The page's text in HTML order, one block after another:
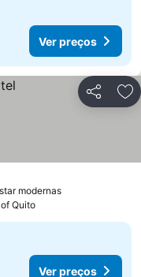
Ver preços
Partilhar
modernasVer preços
Quito
Ver preços